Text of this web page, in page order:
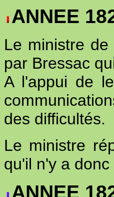
ANNEE
Le ministre
par Bressac
A l'appui de
des difficultés.
Le ministre
qu'il n'y a
ANNEE